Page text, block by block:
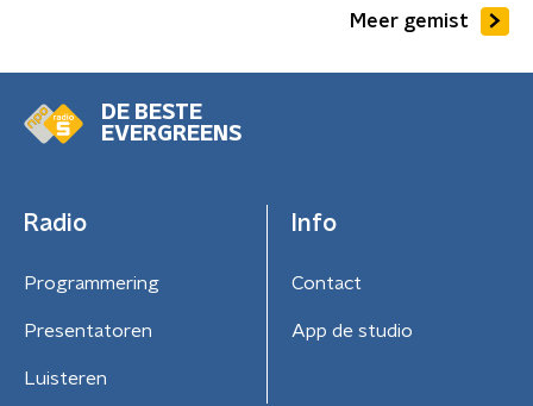
Meer gemist
DE BESTE
EVERGREENS
Radio
Programmering
Presentatoren
Luisteren
Info
Contact
App de studio